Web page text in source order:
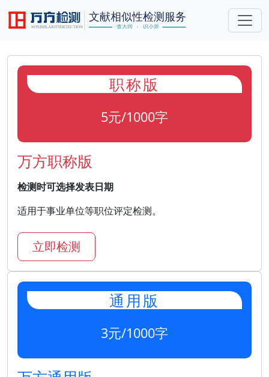
职称版
5元/1000字
万方职称版
检测时可选择发表日期
适用于事业单位等职位评定检测。
立即检测
通用版
3元/1000字